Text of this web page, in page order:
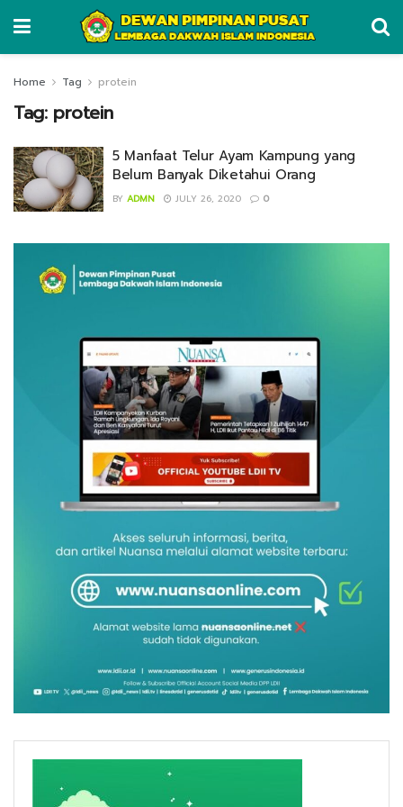
Home Tag protein
Tag: protein
5 Manfaat Telur Ayam Kampung yang
Belum Banyak Diketahui Orang
BY ADMN JULY 26, 2020 0